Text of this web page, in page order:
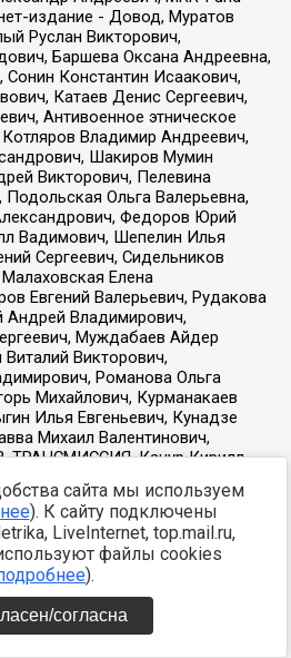
сайта мы используем
). К сайту подключены
LiveInternet, top.mail.ru,
файлы cookies
).
согласна